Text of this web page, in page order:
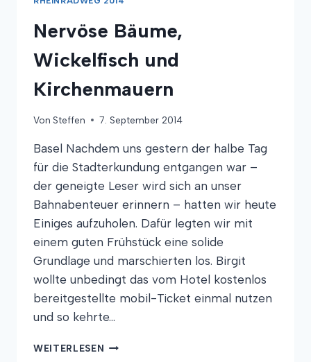
Nervöse Bäume,
Wickelfisch und
Kirchenmauern
Von Steffen 7. September 2014
Basel Nachdem uns gestern der halbe Tag
für die Stadterkundung entgangen war –
der geneigte Leser wird sich an unser
Bahnabenteuer erinnern – hatten wir heute
Einiges aufzuholen. Dafür legten wir mit
einem guten Frühstück eine solide
Grundlage und marschierten los. Birgit
wollte unbedingt das vom Hotel kostenlos
bereitgestellte mobil-Ticket einmal nutzen
und so kehrte…
WEITERLESEN NERVÖSE